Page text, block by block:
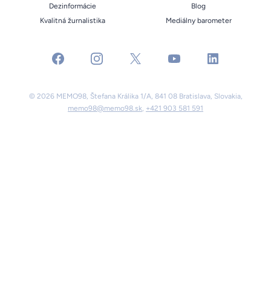
Dezinformácie
Kvalitná žurnalistika
Blog
Mediálny barometer
facebook instagramx youtube linkedin
© 2026 MEMO98, Štefana Králika 1/A, 841 08 Bratislava, Slovakia,
memo98@memo98.sk, +421 903 581 591